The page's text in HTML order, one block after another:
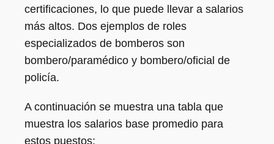
certificaciones, lo que puede llevar a salarios
más altos. Dos ejemplos de roles
especializados de bomberos son
bombero/paramédico y bombero/oficial de
policía.
A continuación se muestra una tabla que
muestra los salarios base promedio para
estos puestos: